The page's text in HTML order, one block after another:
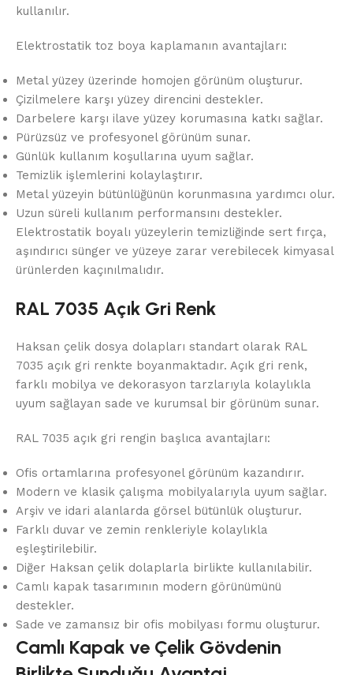
kullanılır.
Elektrostatik toz boya kaplamanın avantajları:
Metal yüzey üzerinde homojen görünüm oluşturur.
Çizilmelere karşı yüzey direncini destekler.
Darbelere karşı ilave yüzey korumasına katkı sağlar.
Pürüzsüz ve profesyonel görünüm sunar.
Günlük kullanım koşullarına uyum sağlar.
Temizlik işlemlerini kolaylaştırır.
Metal yüzeyin bütünlüğünün korunmasına yardımcı olur.
Uzun süreli kullanım performansını destekler.
Elektrostatik boyalı yüzeylerin temizliğinde sert fırça,
aşındırıcı sünger ve yüzeye zarar verebilecek kimyasal
ürünlerden kaçınılmalıdır.
RAL 7035 Açık Gri Renk
Haksan çelik dosya dolapları standart olarak RAL
7035 açık gri renkte boyanmaktadır. Açık gri renk,
farklı mobilya ve dekorasyon tarzlarıyla kolaylıkla
uyum sağlayan sade ve kurumsal bir görünüm sunar.
RAL 7035 açık gri rengin başlıca avantajları:
Ofis ortamlarına profesyonel görünüm kazandırır.
Modern ve klasik çalışma mobilyalarıyla uyum sağlar.
Arşiv ve idari alanlarda görsel bütünlük oluşturur.
Farklı duvar ve zemin renkleriyle kolaylıkla
eşleştirilebilir.
Diğer Haksan çelik dolaplarla birlikte kullanılabilir.
Camlı kapak tasarımının modern görünümünü
destekler.
Sade ve zamansız bir ofis mobilyası formu oluşturur.
Camlı Kapak ve Çelik Gövdenin